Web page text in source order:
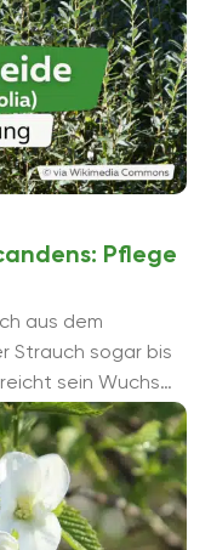
Pflege
aus dem
Strauch sogar bis
sein Wuchs